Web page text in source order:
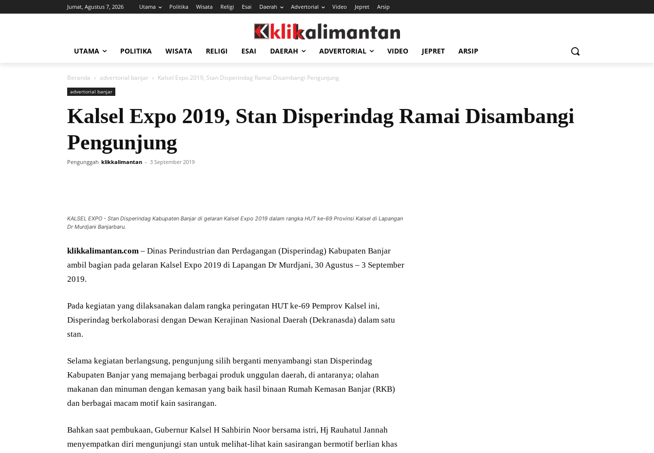
Jumat, Agustus 7, 2026 Utama Politika Wisata Religi Esai Daerah Advertorial Video Jepret Arsip
UTAMA POLITIKA WISATA RELIGI ESAI DAERAH ADVERTORIAL VIDEO JEPRET ARSIP
Beranda advertorial banjar Kalsel Expo 2019, Stan Disperindag Ramai Disambangi Pengunjung
advertorial banjar
Kalsel Expo 2019, Stan Disperindag Ramai Disambangi
Pengunjung
Pengunggah klikkalimantan - 3 September 2019
KALSEL EXPO - Stan Disperindag Kabupaten Banjar di gelaran Kalsel Expo 2019 dalam rangka HUT ke-69 Provinsi Kalsel di Lapangan
Dr Murdjani Banjarbaru.
klikkalimantan.com – Dinas Perindustrian dan Perdagangan (Disperindag) Kabupaten Banjar
ambil bagian pada gelaran Kalsel Expo 2019 di Lapangan Dr Murdjani, 30 Agustus – 3 September
2019.
Pada kegiatan yang dilaksanakan dalam rangka peringatan HUT ke-69 Pemprov Kalsel ini,
Disperindag berkolaborasi dengan Dewan Kerajinan Nasional Daerah (Dekranasda) dalam satu
stan.
Selama kegiatan berlangsung, pengunjung silih berganti menyambangi stan Disperindag
Kabupaten Banjar yang memajang berbagai produk unggulan daerah, di antaranya; olahan
makanan dan minuman dengan kemasan yang baik hasil binaan Rumah Kemasan Banjar (RKB)
dan berbagai macam motif kain sasirangan.
Bahkan saat pembukaan, Gubernur Kalsel H Sahbirin Noor bersama istri, Hj Rauhatul Jannah
menyempatkan diri mengunjungi stan untuk melihat-lihat kain sasirangan bermotif berlian khas